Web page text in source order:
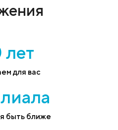
лет
для вас
быть ближе